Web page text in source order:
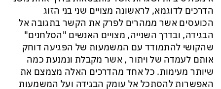
הדרכים לדוגמא, לראשונה מצויים שני בני הזוג
הכועסים אשר ממהרים לפרק את הקשר בתגובה אל
הבגידה, ובדרך השנייה, מצויים האנשים "הסלחנים"
שהקושי להתמודד עם המשמעות של הפגיעה דוחק
אותם לעמדה של ויתור , אשר מקבלת ונמנעת כמה
שיותר מעימות. כל אחד מהדרכים האלה מצמצם את
האפשרות להסתכל אל עומק הבגידה ועל המשמעות